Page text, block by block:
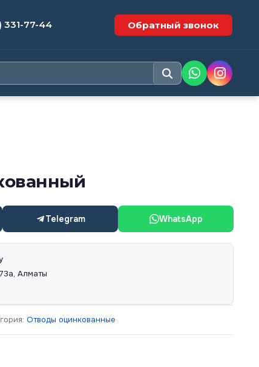
331-77-44 Обратный звонок
Telegram WhatsApp
Алматы
Отводы оцинкованные